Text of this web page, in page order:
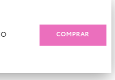
COMPRAR
25.450.175/0001-21 | Todos os